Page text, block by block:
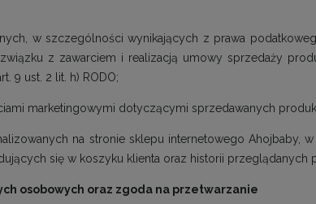
w szczególności wynikających z prawa
z zawarciem i realizacją umowy sprzedaży
9 ust. 2 lit. h) RODO;
marketingowymi dotyczącymi sprzedawanych
na stronie sklepu internetowego
się w koszyku klienta oraz historii przeglądanych
osobowych oraz zgoda na przetwarzanie